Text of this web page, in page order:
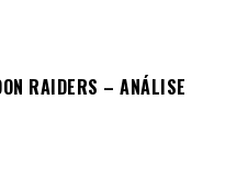
RAIDERS – ANÁLISE